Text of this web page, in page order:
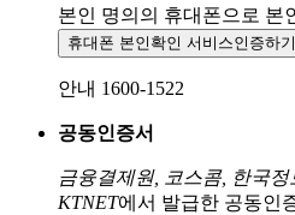
본인 명의의 휴대폰으로 본
휴대폰 본인확인 서비스인증하기
안내 1600-1522
공동인증서
금융결제원, 코스콤, 한국
KTNET에서 발급한 공동인